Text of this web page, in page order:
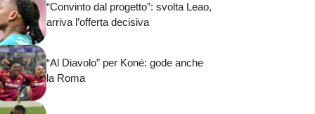
“Convinto dal progetto”: svolta Leao,
arriva l’offerta decisiva
“Al Diavolo” per Koné: gode anche
la Roma